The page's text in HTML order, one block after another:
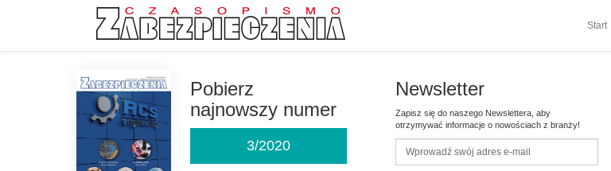
Start
Pobierz
najnowszy numer
3/2020
Newsletter
Zapisz się do naszego Newslettera, aby
otrzymywać informacje o nowościach z branży!